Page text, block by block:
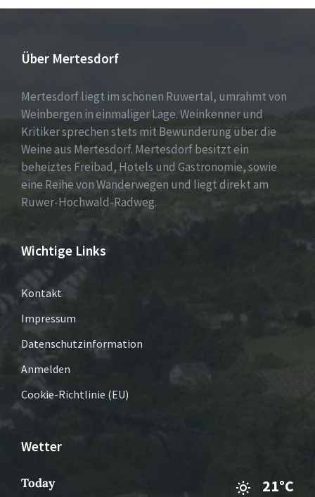
Über Mertesdorf
Mertesdorf liegt im schönen Ruwertal, umrahmt von
Weinbergen in einmaliger Lage. Weinkenner und
Kritiker sprechen stets mit Bewunderung über die
Weine aus Mertesdorf. Mertesdorf besitzt ein
beheiztes Freibad, Hotels und Gastronomie, sowie
eine Reihe von Wanderwegen und liegt direkt am
Ruwer-Hochwald-Radweg.
Wichtige Links
Kontakt
Impressum
Datenschutzinformation
Anmelden
Cookie-Richtlinie (EU)
Wetter
Today 21°C